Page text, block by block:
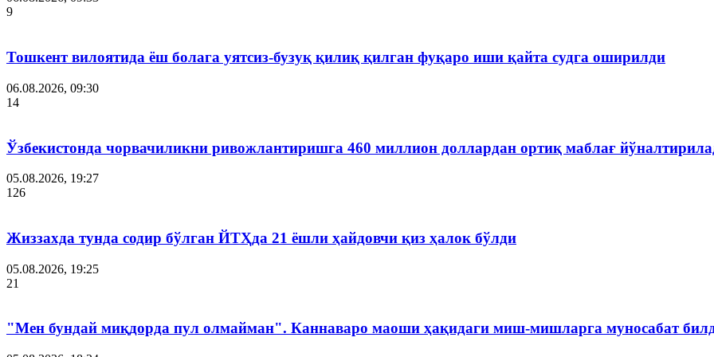
9
Тошкент вилоятида ёш болага уятсиз-бузуқ қилиқ қилган фуқаро иши қайта судга оширилди
06.08.2026, 09:30
14
Ўзбекистонда чорвачиликни ривожлантиришга 460 миллион доллардан ортиқ маблағ
05.08.2026, 19:27
126
Жиззахда тунда содир бўлган ЙТҲда 21 ёшли ҳайдовчи қиз ҳалок бўлди
05.08.2026, 19:25
21
"Мен бундай миқдорда пул олмайман". Каннаваро маоши ҳақидаги миш-мишларга муносабат